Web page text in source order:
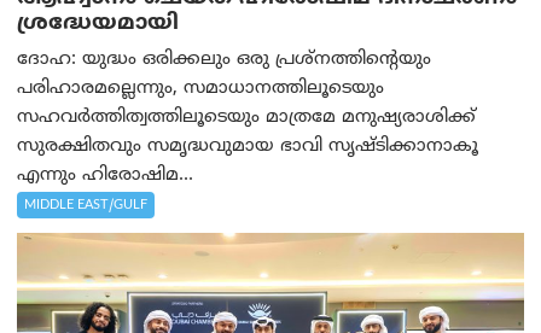
ശ്രദ്ധേയമായി
ദോഹ: യുദ്ധം ഒരിക്കലും ഒരു പ്രശ്‌നത്തിന്റെയും
പരിഹാരമല്ലെന്നും, സമാധാനത്തിലൂടെയും
സഹവര്‍ത്തിത്വത്തിലൂടെയും മാത്രമേ മനുഷ്യരാശിക്ക്
സുരക്ഷിതവും സമൃദ്ധവുമായ ഭാവി സൃഷ്ടിക്കാനാകൂ
എന്നും ഹിരോഷിമ...
MIDDLE EAST/GULF